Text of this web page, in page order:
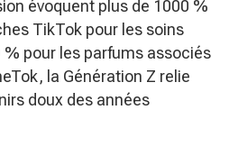
évoquent plus de 1000 %
TikTok pour les soins
pour les parfums associés
la Génération Z relie
doux des années